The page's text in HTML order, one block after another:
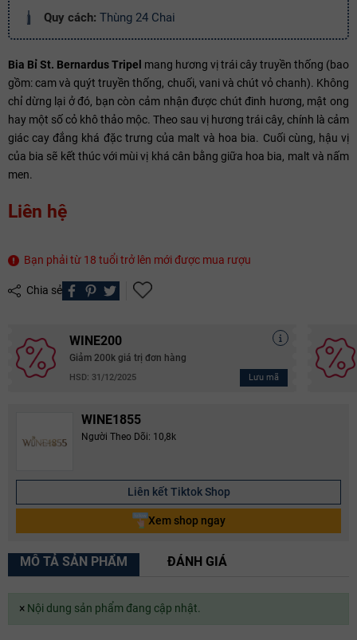
Quy cách: Thùng 24 Chai
Bia Bỉ St. Bernardus Tripel mang hương vị trái cây truyền thống (bao
gồm: cam và quýt truyền thống, chuối, vani và chút vỏ chanh). Không
chỉ dừng lại ở đó, bạn còn cảm nhận được chút đinh hương, mật ong
hay một số cỏ khô thảo mộc. Theo sau vị hương trái cây, chính là cảm
giác cay đắng khá đặc trưng của malt và hoa bia. Cuối cùng, hậu vị
của bia sẽ kết thúc với mùi vị khá cân bằng giữa hoa bia, malt và nấm
men.
Liên hệ
Bạn phải từ 18 tuổi trở lên mới được mua rượu
Chia sẻ
WINE200
Giảm 200k giá trị đơn hàng
HSD: 31/12/2025 Lưu mã
WINE1855
Người Theo Dõi: 10,8k
Liên kết Tiktok Shop
Xem shop ngay
MÔ TẢ SẢN PHẨM ĐÁNH GIÁ
×Nội dung sản phẩm đang cập nhật.